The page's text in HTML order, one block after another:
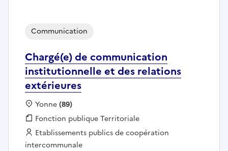
Chargé(e) de communication
institutionnelle et des relations
extérieures
Communication
Localisation :
Yonne(89)
Fonction publique :
Fonction publique Territoriale
Employeur :
Etablissements publics de coopération
intercommunale